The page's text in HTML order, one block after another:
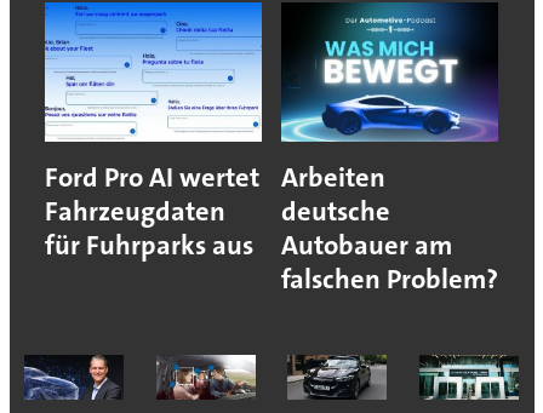
Ford Pro AI wertet
Fahrzeugdaten
für Fuhrparks aus
Arbeiten
deutsche
Autobauer am
falschen Problem?